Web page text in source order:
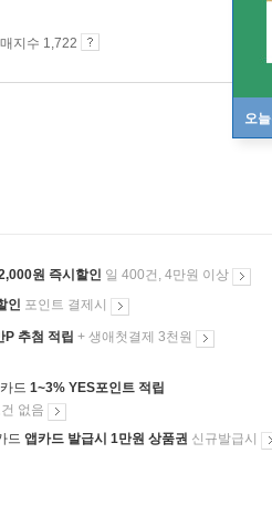
오
지수 1,722
원 즉시할인 일 400건, 4만원 이상
인 포인트 결제시
P 추첨 적립 + 생애첫결제 3천원
드 1~3% YES포인트 적립
없음
드 앱카드 발급시 1만원 상품권 신규발급시